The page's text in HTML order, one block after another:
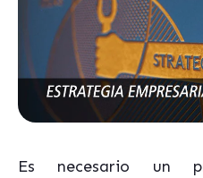
Es necesario un